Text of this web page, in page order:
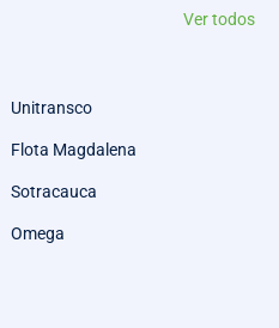
Ver todos
Unitransco
Flota Magdalena
Sotracauca
Omega